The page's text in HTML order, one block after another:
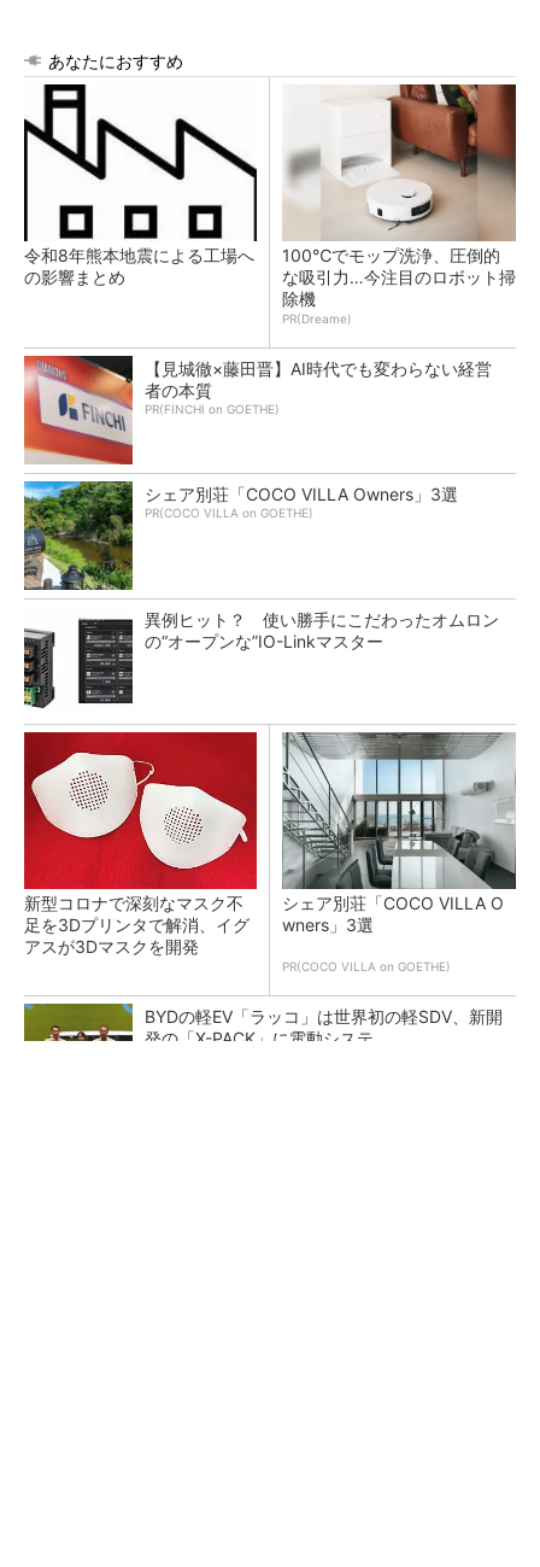
あなたにおすすめ
令和8年熊本地震による工場へ
の影響まとめ
100℃でモップ洗浄、圧倒的
な吸引力…今注目のロボット掃
除機
PR(Dreame)
【見城徹×藤田晋】AI時代でも変わらない経営
者の本質
PR(FINCHI on GOETHE)
シェア別荘「COCO VILLA Owners」3選
PR(COCO VILLA on GOETHE)
異例ヒット？ 使い勝手にこだわったオムロン
の“オープンな”IO-Linkマスター
新型コロナで深刻なマスク不
足を3Dプリンタで解消、イグ
アスが3Dマスクを開発
シェア別荘「COCO VILLA O
wners」3選
PR(COCO VILLA on GOETHE)
BYDの軽EV「ラッコ」は世界初の軽SDV、新開
発の「X-PACK」に電動システ...